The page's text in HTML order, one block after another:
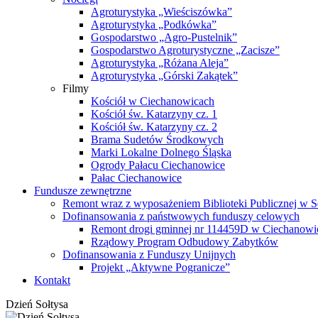
Agroturystyka „Wieściszówka”
Agroturystyka „Podkówka”
Gospodarstwo „Agro-Pustelnik”
Gospodarstwo Agroturystyczne „Zacisze”
Agroturystyka „Różana Aleja”
Agroturystyka „Górski Zakątek”
Filmy
Kościół w Ciechanowicach
Kościół św. Katarzyny cz. 1
Kościół św. Katarzyny cz. 2
Brama Sudetów Środkowych
Marki Lokalne Dolnego Śląska
Ogrody Pałacu Ciechanowice
Pałac Ciechanowice
Fundusze zewnętrzne
Remont wraz z wyposażeniem Biblioteki Publicznej w
Dofinansowania z państwowych funduszy celowych
Remont drogi gminnej nr 114459D w
Rządowy Program Odbudowy Zabytków
Dofinansowania z Funduszy Unijnych
Projekt „Aktywne Pogranicze”
Kontakt
Dzień Sołtysa